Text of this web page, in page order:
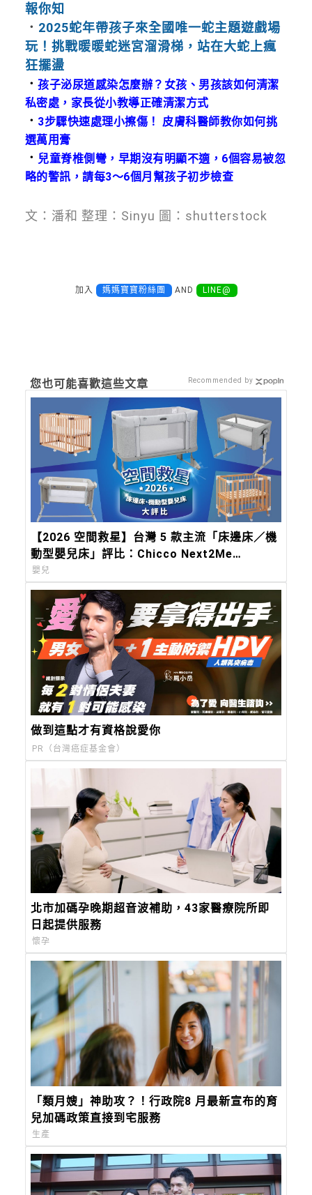
報你知
． 2025蛇年帶孩子來全國唯一蛇主題遊戲場
玩！挑戰暖暖蛇迷宮溜滑梯，站在大蛇上瘋
狂擺盪
．孩子泌尿道感染怎麼辦？女孩、男孩該如何清潔
私密處，家長從小教導正確清潔方式
． 3步驟快速處理小擦傷！ 皮膚科醫師教你如何挑
選萬用膏
． 兒童脊椎側彎，早期沒有明顯不適，6個容易被忽
略的警訊，請每3～6個月幫孩子初步檢查
文：潘和 整理：Sinyu 圖：shutterstock
加入 媽媽寶寶粉絲團 AND LINE@
您也可能喜歡這些文章
【2026 空間救星】台灣 5 款主流「床邊床／機
動型嬰兒床」評比：Chicco Next2Me
Forever，都會育兒的終極解方
嬰兒
做到這點才有資格說愛你
PR（台灣癌症基金會）
北市加碼孕晚期超音波補助，43家醫療院所即
日起提供服務
懷孕
「類月嫂」神助攻？！行政院8 月最新宣布的育
兒加碼政策直接到宅服務
生產
Recommended by